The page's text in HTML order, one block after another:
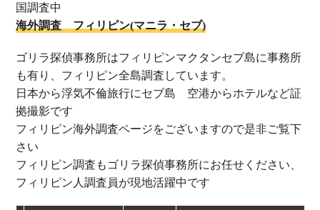
国調査中
海外調査 フィリピン(マニラ・セブ)
ゴリラ探偵事務所はフィリピンマクタンセブ島に事務所
も有り、フィリピン全島調査しています。
日本から浮気不倫旅行にセブ島 空港からホテルなど証
拠撮影です
フィリピン海外調査ページをございますので是非ご覧下
さい
フィリピン調査もゴリラ探偵事務所にお任せください、
フィリピン人調査員が現地活躍中です